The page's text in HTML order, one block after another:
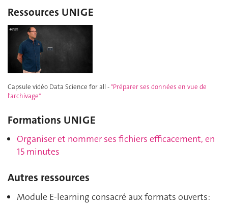
Ressources UNIGE
Capsule vidéo Data Science for all -"Préparer ses données en vue de
l'archivage"
Formations UNIGE
Organiser et nommer ses fichiers efficacement, en
15 minutes
Autres ressources
Module E-learning consacré aux formats ouverts: